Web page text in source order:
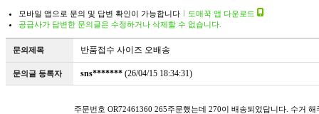
모바일 앱으로 문의 및 답변 확인이 가능합니다
도매꾹 앱 다운로드
공급사가 답변한 문의글은 수정하거나 삭제할 수 없습니다.
문의제목 반품접수 사이즈 오배송
문의글 등록자 sns******* (26/04/15 18:34:31)
주문번호 OR72461360 265주문했는데 270이 배송되었답니다. 수거 해